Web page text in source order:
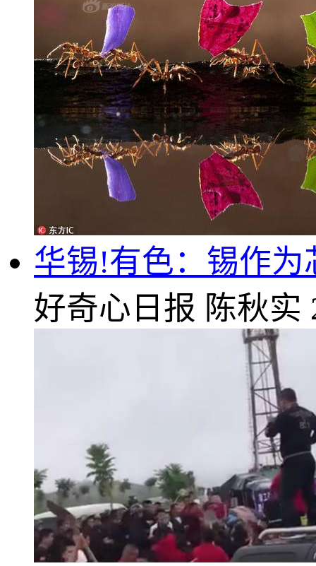
华锡!有色：锡作
好奇心日报 陈秋实